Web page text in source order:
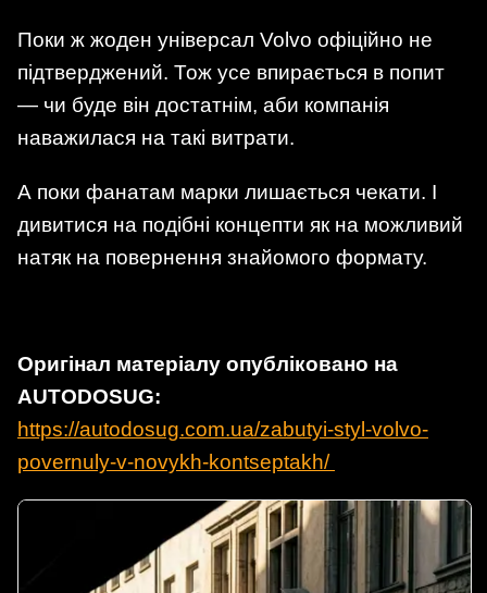
Поки ж жоден універсал Volvo офіційно не
підтверджений. Тож усе впирається в попит
— чи буде він достатнім, аби компанія
наважилася на такі витрати.
А поки фанатам марки лишається чекати. І
дивитися на подібні концепти як на можливий
натяк на повернення знайомого формату.
Оригінал матеріалу опубліковано на
AUTODOSUG:
https://autodosug.com.ua/zabutyi-styl-volvo-
povernuly-v-novykh-kontseptakh/